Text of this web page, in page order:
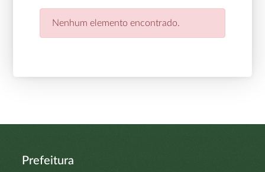
Nenhum elemento encontrado.
Prefeitura